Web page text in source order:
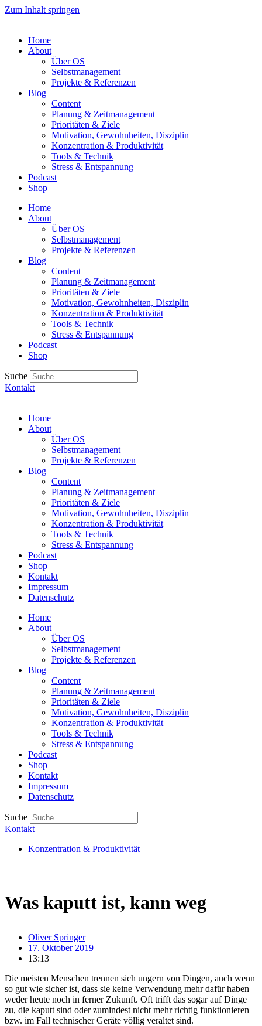
Zum Inhalt springen
Home
About
Über OS
Selbstmanagement
Projekte & Referenzen
Blog
Content
Planung & Zeitmanagement
Prioritäten & Ziele
Motivation, Gewohnheiten, Disziplin
Konzentration & Produktivität
Tools & Technik
Stress & Entspannung
Podcast
Shop
Home
About
Über OS
Selbstmanagement
Projekte & Referenzen
Blog
Content
Planung & Zeitmanagement
Prioritäten & Ziele
Motivation, Gewohnheiten, Disziplin
Konzentration & Produktivität
Tools & Technik
Stress & Entspannung
Podcast
Shop
Suche
Kontakt
Home
About
Über OS
Selbstmanagement
Projekte & Referenzen
Blog
Content
Planung & Zeitmanagement
Prioritäten & Ziele
Motivation, Gewohnheiten, Disziplin
Konzentration & Produktivität
Tools & Technik
Stress & Entspannung
Podcast
Shop
Kontakt
Impressum
Datenschutz
Home
About
Über OS
Selbstmanagement
Projekte & Referenzen
Blog
Content
Planung & Zeitmanagement
Prioritäten & Ziele
Motivation, Gewohnheiten, Disziplin
Konzentration & Produktivität
Tools & Technik
Stress & Entspannung
Podcast
Shop
Kontakt
Impressum
Datenschutz
Suche
Kontakt
Konzentration & Produktivität
Was kaputt ist, kann weg
Oliver Springer
17. Oktober 2019
13:13
Die meisten Menschen trennen sich ungern von Dingen, auch wenn
so gut wie sicher ist, dass sie keine Verwendung mehr dafür haben –
weder heute noch in ferner Zukunft. Oft trifft das sogar auf Dinge
zu, die kaputt sind oder zumindest nicht mehr richtig funktionieren
bzw. im Fall technischer Geräte völlig veraltet sind.